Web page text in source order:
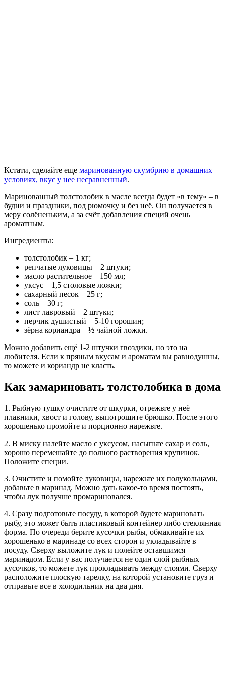
Кстати, сделайте еще маринованную скумбрию в домашних
условиях, вкус у нее несравненный.
Маринованный толстолобик в масле всегда будет «в тему» – в
будни и праздники, под рюмочку и без неё. Он получается в
меру солёненьким, а за счёт добавления специй очень
ароматным.
Ингредиенты:
толстолобик – 1 кг;
репчатые луковицы – 2 штуки;
масло растительное – 150 мл;
уксус – 1,5 столовые ложки;
сахарный песок – 25 г;
соль – 30 г;
лист лавровый – 2 штуки;
перчик душистый – 5-10 горошин;
зёрна кориандра – ½ чайной ложки.
Можно добавить ещё 1-2 штучки гвоздики, но это на
любителя. Если к пряным вкусам и ароматам вы равнодушны,
то можете и кориандр не класть.
Как замариновать толстолобика в дома
1. Рыбную тушку очистите от шкурки, отрежьте у неё
плавники, хвост и голову, выпотрошите брюшко. После этого
хорошенько промойте и порционно нарежьте.
2. В миску налейте масло с уксусом, насыпьте сахар и соль,
хорошо перемешайте до полного растворения крупинок.
Положите специи.
3. Очистите и помойте луковицы, нарежьте их полукольцами,
добавьте в маринад. Можно дать какое-то время постоять,
чтобы лук получше промариновался.
4. Сразу подготовьте посуду, в которой будете мариновать
рыбу, это может быть пластиковый контейнер либо стеклянная
форма. По очереди берите кусочки рыбы, обмакивайте их
хорошенько в маринаде со всех сторон и укладывайте в
посуду. Сверху выложите лук и полейте оставшимся
маринадом. Если у вас получается не один слой рыбных
кусочков, то можете лук прокладывать между слоями. Сверху
расположите плоскую тарелку, на которой установите груз и
отправьте все в холодильник на два дня.